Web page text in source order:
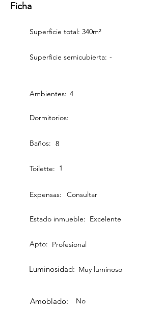
Ficha
Superficie total: 340m²
Superficie semicubierta: -
Ambientes: 4
Dormitorios:
Baños: 8
Toilette: 1
Expensas: Consultar
Estado inmueble: Excelente
Apto: Profesional
Luminosidad: Muy luminoso
Amoblado: No